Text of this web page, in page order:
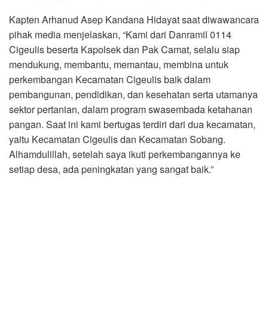
Kapten Arhanud Asep Kandana Hidayat saat diwawancara
pihak media menjelaskan, “Kami dari Danramil 0114
Cigeulis beserta Kapolsek dan Pak Camat, selalu siap
mendukung, membantu, memantau, membina untuk
perkembangan Kecamatan Cigeulis baik dalam
pembangunan, pendidikan, dan kesehatan serta utamanya
sektor pertanian, dalam program swasembada ketahanan
pangan. Saat ini kami bertugas terdiri dari dua kecamatan,
yaitu Kecamatan Cigeulis dan Kecamatan Sobang.
Alhamdulillah, setelah saya ikuti perkembangannya ke
setiap desa, ada peningkatan yang sangat baik.”